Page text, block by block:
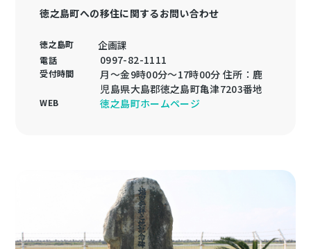
徳之島町への移住に関するお問い合わせ
徳之島町 企画課
電話 0997-82-1111
受付時間
月～金9時00分～17時00分 住所：鹿
児島県大島郡徳之島町亀津7203番地
WEB 徳之島町ホームページ